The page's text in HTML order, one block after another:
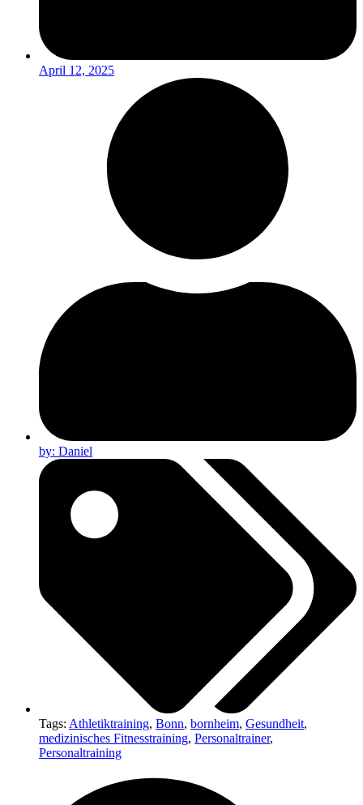
April 12, 2025
by: Daniel
Tags: Athletiktraining, Bonn, bornheim, Gesundheit,
medizinisches Fitnesstraining, Personaltrainer,
Personaltraining